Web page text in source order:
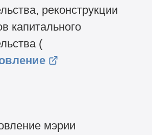
реконструкции
капитального
(
мэрии